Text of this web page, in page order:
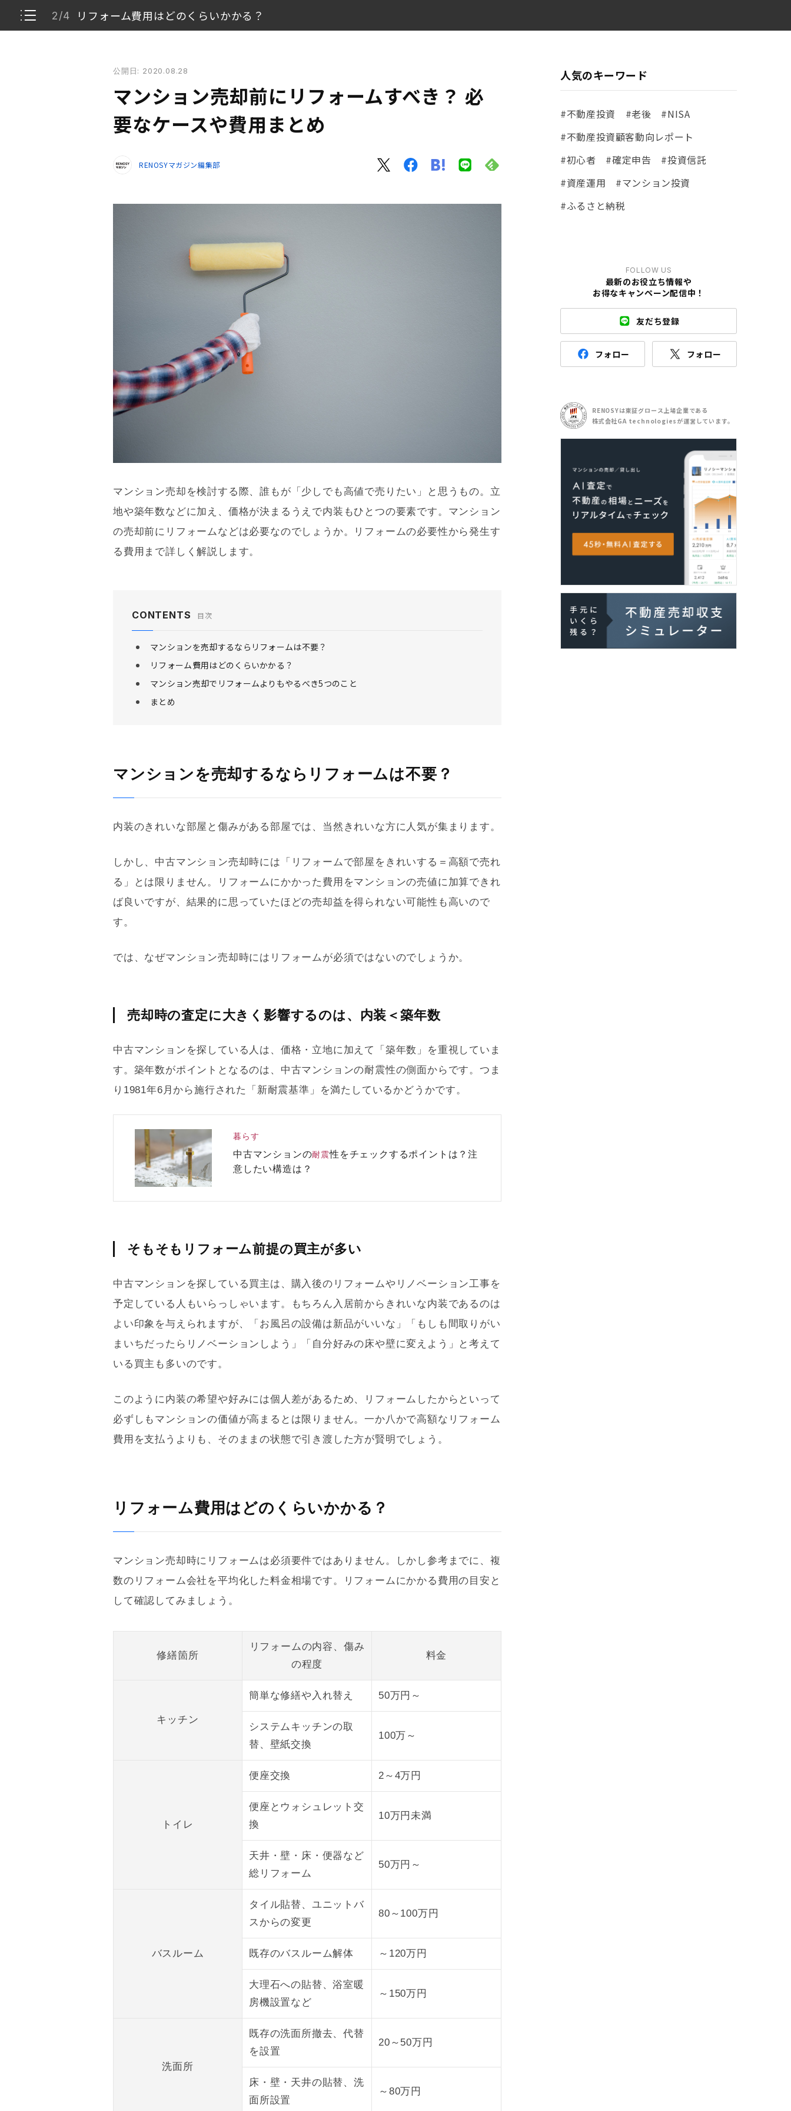
2/4 リフォーム費用はどのくらいかかる？
マンションを売却するならリフォームは不要？
リフォーム費用はどのくらいかかる？
公開日: 2020.08.28
マンション売却前にリフォームすべき？ 必
要なケースや費用まとめ
RENOSYマガジン編集部
マンション売却を検討する際、誰もが「少しでも高値で売りたい」と思うもの。立
地や築年数などに加え、価格が決まるうえで内装もひとつの要素です。マンション
の売却前に リフォームなどは必要なのでしょうか。 リフォームの必要性から発生す
る費用まで詳しく解説します。
CONTENTS 目次
マンションを売却するならリフォームは不要？
リフォーム費用はどのくらいかかる？
マンション売却でリフォームよりもやるべき5つのこと
まとめ
マンションを売却するならリフォームは不要？
内装のきれいな部屋と傷みがある部屋では、当然きれいな方に人気が集まります。
しかし、中古マンション売却時には「 リフォームで部屋をきれいする＝高額で売れ
る」とは限りません。
リフォームにかかった費用をマンションの売値に加算できれ
ば良いですが、結果的に思っていたほどの売却益を得られない可能性も高いので
す。
では、なぜマンション売却時には リフォームが必須ではないのでしょうか。
売却時の査定に大きく影響するのは、内装＜築年数
中古マンションを探している人は、価格・立地に加えて「 築年数 」を重視していま
す。 築年数がポイントとなるのは、中古マンションの耐震性の側面からです。つま
り1981年6月から施行された「 新耐震基準 」を満たしているかどうかです。
暮らす
中古マンションの耐震性をチェックするポイントは？注
意したい構造は？
そもそもリフォーム前提の買主が多い
中古マンションを探している買主は、購入後の リフォームや リノベーション工事を
予定している人もいらっしゃいます。もちろん入居前からきれいな内装であるのは
よい印象を与えられますが、「お風呂の設備は新品がいいな」「もしも間取りがい
まいちだったら リノベーション しよう」「自分好みの床や壁に変えよう」と考えて
いる買主も多いのです。
このように内装の希望や好みには個人差があるため、 リフォーム したからといって
必ずしもマンションの価値が高まるとは限りません。一か八かで高額な リフォーム
費用を支払うよりも、そのままの状態で引き渡した方が賢明でしょう。
リフォーム費用はどのくらいかかる？
マンション売却時に リフォームは必須要件ではありません。しかし参考までに、複
数の リフォーム会社を平均化した料金相場です。 リフォームにかかる費用の目安と
して確認してみましょう。
修繕箇所
リフォームの内容、傷み
の程度
料金
キッチン
簡単な修繕や入れ替え 50万円～
システムキッチンの取
替、壁紙交換
100万～
トイレ
便座交換 2～4万円
便座とウォシュレット交
換
10万円未満
天井・壁・床・便器など
総リフォーム
50万円～
バスルーム
タイル貼替、ユニットバ
スからの変更
80～100万円
既存のバスルーム解体 ～120万円
大理石への貼替、浴室暖
房機設置など
～150万円
洗面所
既存の洗面所撤去、代替
を設置
20～50万円
床・壁・天井の貼替、洗
面所設置
～80万円
人気のキーワード
#不動産投資 #老後
#NISA
#不動産投資顧客動向レポート
#初心者
#確定申告
#投資信託
#資産運用
#マンション投資
#ふるさと納税
FOLLOW US
最新のお役立ち情報や
お得なキャンペーン配信中！
友だち登録
フォロー フォロー
RENOSYは東証グロース上場企業である
株式会社GA technologiesが運営しています。